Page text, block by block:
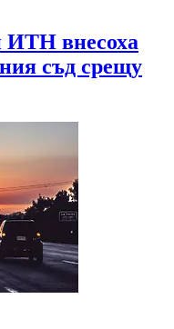
внесоха
съд срещу